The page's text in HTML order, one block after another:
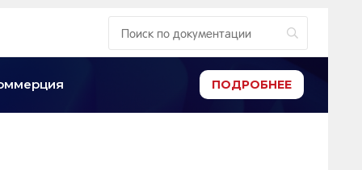
ПОДРОБНЕЕ